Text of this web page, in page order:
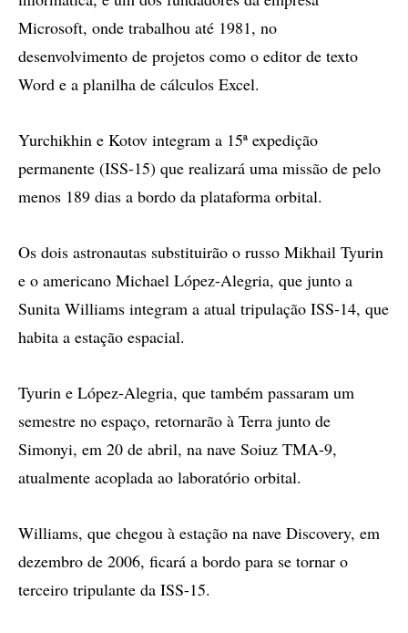
Microsoft, onde trabalhou até 1981, no
desenvolvimento de projetos como o editor de texto
Word e a planilha de cálculos Excel.
Yurchikhin e Kotov integram a 15ª expedição
permanente (ISS-15) que realizará uma missão de pelo
menos 189 dias a bordo da plataforma orbital.
Os dois astronautas substituirão o russo Mikhail Tyurin
e o americano Michael López-Alegria, que junto a
Sunita Williams integram a atual tripulação ISS-14, que
habita a estação espacial.
Tyurin e López-Alegria, que também passaram um
semestre no espaço, retornarão à Terra junto de
Simonyi, em 20 de abril, na nave Soiuz TMA-9,
atualmente acoplada ao laboratório orbital.
Williams, que chegou à estação na nave Discovery, em
dezembro de 2006, ficará a bordo para se tornar o
terceiro tripulante da ISS-15.